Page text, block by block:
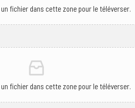
fichier dans cette zone pour le téléverser.
fichier dans cette zone pour le téléverser.